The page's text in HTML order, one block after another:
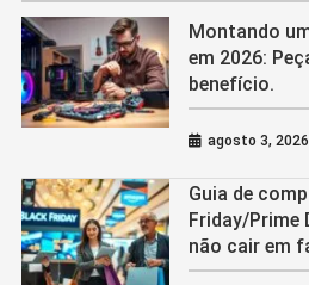
Montando um PC Gamer de entrada
em 2026:
benefício.
agosto 3, 2026
Guia de compras para a Black
Friday/Prime
não cair em